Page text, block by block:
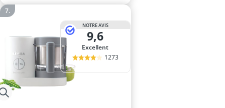
NOTRE AVIS
9,6
Excellent
1273